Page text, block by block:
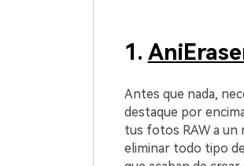
1.
Antes que nada,
destaque por
tus fotos RAW a un
eliminar todo tipo